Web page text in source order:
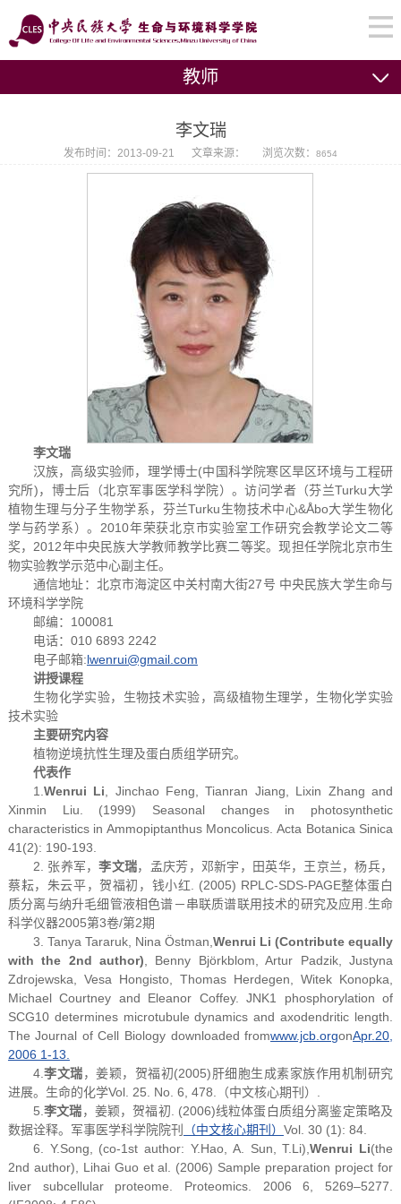
教师
李文瑞
发布时间：2013-09-21 文章来源： 浏览次数：8654
李文瑞
汉族，高级实验师，理学博士(中国科学院寒区旱区环境与工程研
究所)，博士后（北京军事医学科学院）。访问学者（芬兰Turku大学
植物生理与分子生物学系，芬兰Turku生物技术中心&Åbo大学生物化
学与药学系）。2010年荣获北京市实验室工作研究会教学论文二等
奖，2012年中央民族大学教师教学比赛二等奖。现担任学院北京市生
物实验教学示范中心副主任。
通信地址：北京市海淀区中关村南大街27号 中央民族大学生命与
环境科学学院
邮编：100081
电话：010 6893 2242
电子邮箱:lwenrui@gmail.com
讲授课程
生物化学实验，生物技术实验，高级植物生理学，生物化学实验
技术实验
主要研究内容
植物逆境抗性生理及蛋白质组学研究。
代表作
1. Wenrui Li , Jinchao Feng, Tianran Jiang, Lixin Zhang and
Xinmin Liu. (1999) Seasonal changes in photosynthetic
characteristics in Ammopiptanthus Moncolicus. Acta Botanica Sinica
41(2): 190-193.
2. 张养军，李文瑞，孟庆芳，邓新宇，田英华，王京兰，杨兵，
蔡耘，朱云平，贺福初，钱小红. (2005) RPLC-SDS-PAGE整体蛋白
质分离与纳升毛细管液相色谱－串联质谱联用技术的研究及应用.生命
科学仪器2005第3卷/第2期
3. Tanya Tararuk, Nina Östman, Wenrui Li (Contribute equally
with the 2nd author) , Benny Björkblom, Artur Padzik, Justyna
Zdrojewska, Vesa Hongisto, Thomas Herdegen, Witek Konopka,
Michael Courtney and Eleanor Coffey. JNK1 phosphorylation of
SCG10 determines microtubule dynamics and axodendritic length.
The Journal of Cell Biology downloaded fromwww.jcb.orgonApr.20,
2006 1-13.
4. 李文瑞，姜颖，贺福初(2005)肝细胞生成素家族作用机制研究
进展。生命的化学Vol. 25. No. 6, 478.（中文核心期刊）.
5. 李文瑞，姜颖，贺福初. (2006)线粒体蛋白质组分离鉴定策略及
数据诠释。军事医学科学院院刊
（中文核心期刊） Vol. 30 (1): 84.
6. Y.Song, (co-1st author: Y.Hao, A. Sun, T.Li),Wenrui Li(the
2nd author), Lihai Guo et al. (2006) Sample preparation project for
liver subcellular proteome. Proteomics. 2006 6, 5269–5277.